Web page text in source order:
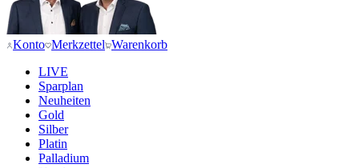
Konto Merkzettel Warenkorb
LIVE
Sparplan
Neuheiten
Gold
Silber
Platin
Palladium